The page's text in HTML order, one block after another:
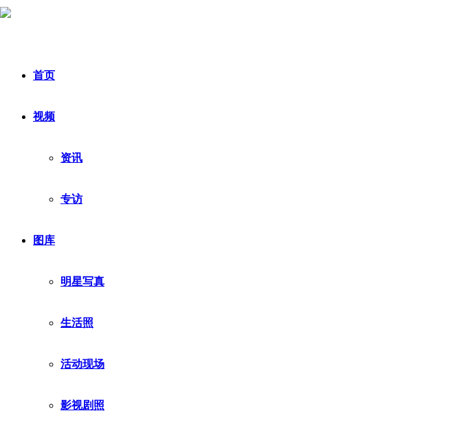
首页
视频
资讯
专访
图库
明星写真
生活照
活动现场
影视剧照